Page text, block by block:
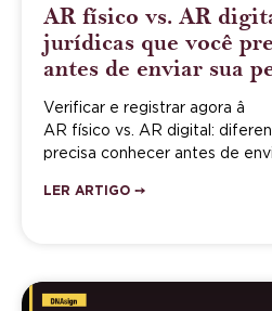
AR físico vs. AR
jurídicas que você
antes de enviar sua
Verificar e registrar agora â
AR físico vs. AR digital:
precisa conhecer antes de
LER ARTIGO ➙